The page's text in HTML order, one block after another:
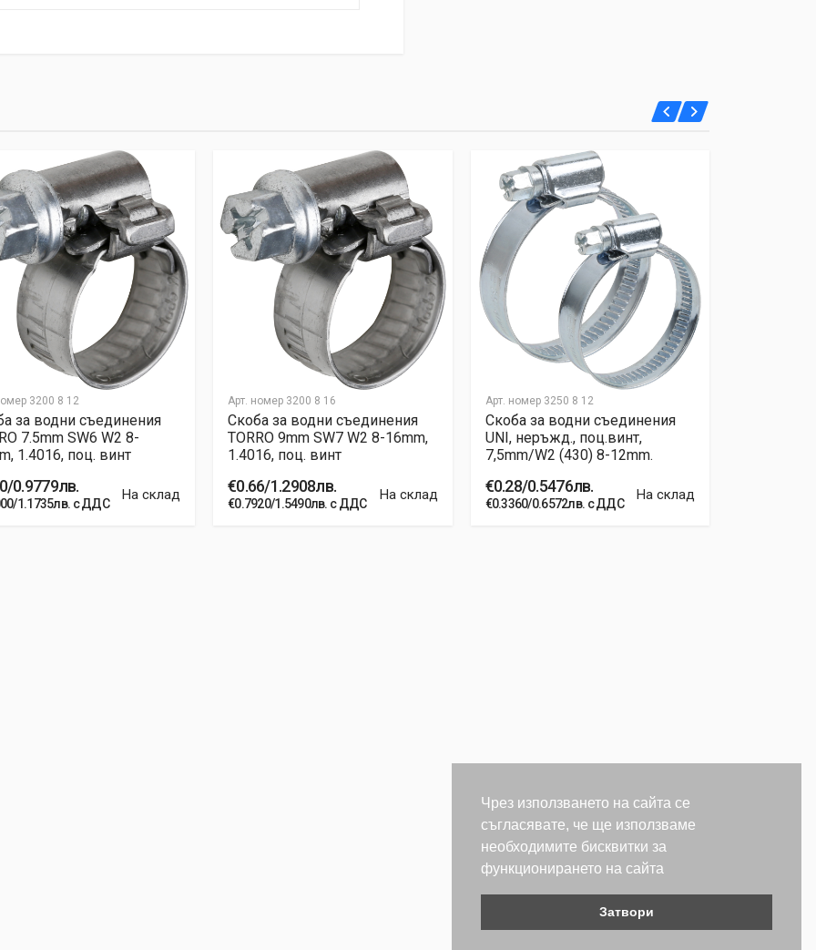
Чрез използването на сайта се
съгласявате, че ще използваме
необходимите бисквитки за
функционирането на сайта
Затвори
3200 8 12
за водни съединения
7.5mm SW6 W2 8-
1.4016, поц. винт
0.9779лв.
1.1735лв. с ДДС
На склад
Арт. номер 3200 8 16
Скоба за водни съединения
TORRО 9mm SW7 W2 8-16mm,
1.4016, поц. винт
€0.66/1.2908лв.
€0.7920/1.5490лв. с ДДС
На склад
Арт. номер3250 8 12
Скоба за водни съединения
UNI, неръжд., поц.винт,
7,5mm/W2 (430) 8-12mm.
€0.28/0.5476лв.
€0.3360/0.6572лв. с ДДС
На склад